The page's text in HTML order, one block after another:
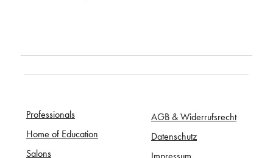
Professionals
Home of Education
Salons
AGB & Widerrufsrecht
Datenschutz
Impressum